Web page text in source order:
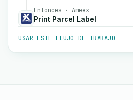
Entonces · Ameex
Print Parcel Label
USAR ESTE FLUJO DE TRABAJO